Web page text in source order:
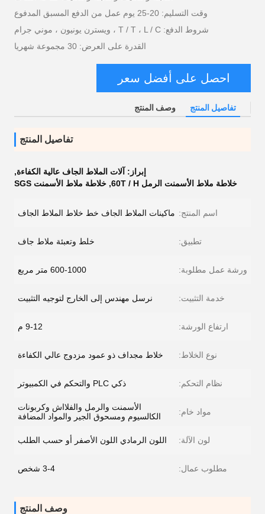
وقت التسليم: 20-25 يوم عمل من الدفع المسبق المدفوع
شروط الدفع: T / T ، L / C ، ويسترن يونيون ، موني جرام
القدرة على العرض: 30 مجموعة شهريا
احصل على أفضل سعر
تفاصيل المنتج وصف المنتج
تفاصيل المنتج
إبراز: آلات الملاط الجاف عالية الكفاءة,
خلاطة ملاط ​​الأسمنت الرمل 60T / H
, خلاطة ملاط ​​الأسمنت SGS
اسم المنتج: ماكينات الملاط الجاف خط خلاط الملاط الجاف
تطبيق: خلط وتعبئة ملاط ​​جاف
ورشة عمل مطلوبة: 600-1000 متر مربع
خدمة التثبيت: نرسل مهندس إلى الخارج لتوجيه التثبيت
ارتفاع الورشة: 9-12 م
نوع الخلاط: خلاط مجداف ذو عمود مزدوج عالي الكفاءة
نظام التحكم: ذكي PLC والتحكم في الكمبيوتر
مواد خام:
الأسمنت والرمل والفلااش وكربونات
الكالسيوم ومسحوق الجير والمواد المضافة
لون الآلة: اللون الرمادي اللون الأصفر أو حسب الطلب
مطلوب عمال: 3-4 شخص
وصف المنتج